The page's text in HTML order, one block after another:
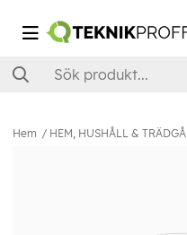
Hem HEM, HUSHÅLL &